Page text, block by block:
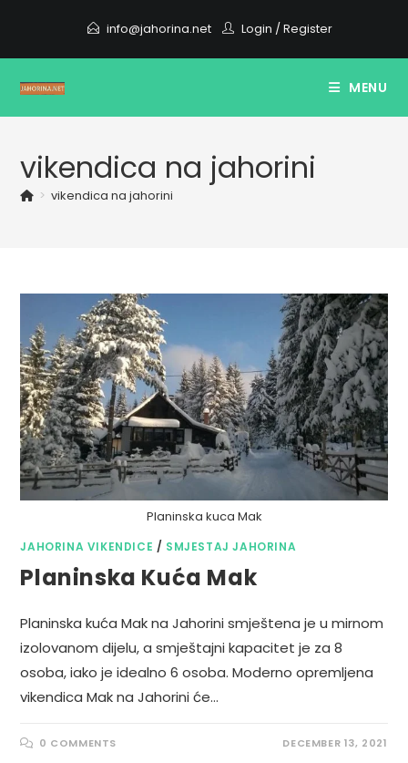
content
info@jahorina.net Login /Register
MENU
vikendica na jahorini
> vikendica na jahorini
Planinska kuca Mak
JAHORINA VIKENDICE / SMJESTAJ JAHORINA
Planinska Kuća Mak
Planinska kuća Mak na Jahorini smještena je u mirnom
izolovanom dijelu, a smještajni kapacitet je za 8
osoba, iako je idealno 6 osoba. Moderno opremljena
vikendica Mak na Jahorini će…
0 COMMENTS DECEMBER 13, 2021